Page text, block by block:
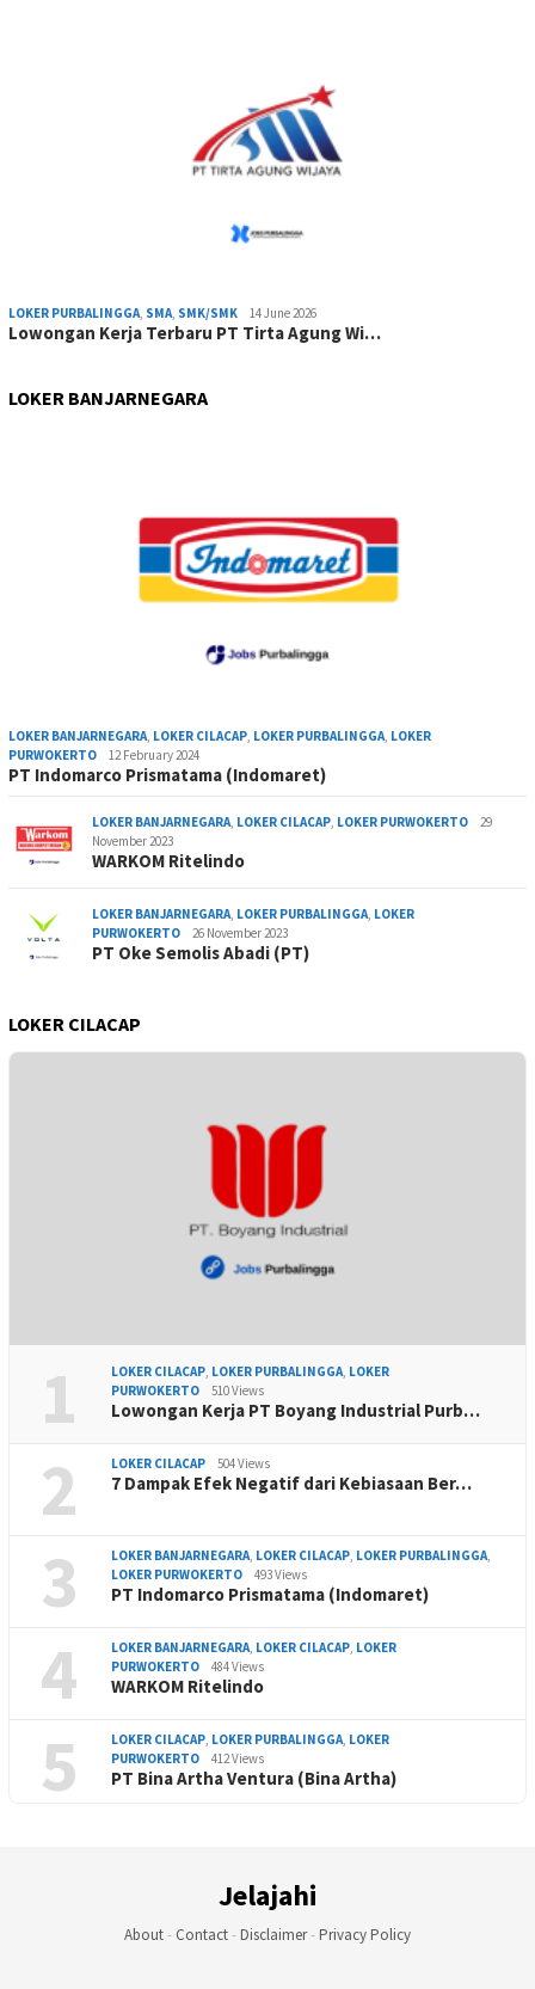
LOKER PURBALINGGA, SMA, SMK/SMK 14 June 2026
Lowongan Kerja Terbaru PT Tirta Agung Wi…
LOKER BANJARNEGARA
LOKER BANJARNEGARA, LOKER CILACAP, LOKER PURBALINGGA, LOKER
PURWOKERTO
12 February 2024
PT Indomarco Prismatama (Indomaret)
LOKER BANJARNEGARA, LOKER CILACAP, LOKER PURWOKERTO
29
November 2023
WARKOM Ritelindo
LOKER BANJARNEGARA, LOKER PURBALINGGA, LOKER
PURWOKERTO
26 November 2023
PT Oke Semolis Abadi (PT)
LOKER CILACAP
1 LOKER CILACAP, LOKER PURBALINGGA, LOKER
PURWOKERTO
510 Views
Lowongan Kerja PT Boyang Industrial Purb…
2 LOKER CILACAP 504 Views
7 Dampak Efek Negatif dari Kebiasaan Ber…
3 LOKER BANJARNEGARA, LOKER CILACAP, LOKER PURBALINGGA,
LOKER PURWOKERTO
493 Views
PT Indomarco Prismatama (Indomaret)
4 LOKER BANJARNEGARA, LOKER CILACAP, LOKER
PURWOKERTO
484 Views
WARKOM Ritelindo
5 LOKER CILACAP, LOKER PURBALINGGA, LOKER
PURWOKERTO
412 Views
PT Bina Artha Ventura (Bina Artha)
Jelajahi
About- Contact- Disclaimer- Privacy Policy